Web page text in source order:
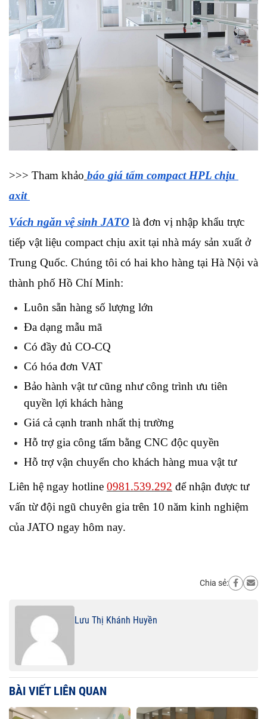
>>> Tham khảo báo giá tấm compact HPL chịu
axit
Vách ngăn vệ sinh JATO là đơn vị nhập khẩu trực
tiếp vật liệu compact chịu axit tại nhà máy sản xuất ở
Trung Quốc. Chúng tôi có hai kho hàng tại Hà Nội và
thành phố Hồ Chí Minh:
Luôn sẵn hàng số lượng lớn
Đa dạng mẫu mã
Có đầy đủ CO-CQ
Có hóa đơn VAT
Bảo hành vật tư cũng như công trình ưu tiên
quyền lợi khách hàng
Giá cả cạnh tranh nhất thị trường
Hỗ trợ gia công tấm bằng CNC độc quyền
Hỗ trợ vận chuyển cho khách hàng mua vật tư
Liên hệ ngay hotline 0981.539.292 để nhận được tư
vấn từ đội ngũ chuyên gia trên 10 năm kinh nghiệm
của JATO ngay hôm nay.
Chia sẻ:
Lưu Thị Khánh Huyền
BÀI VIẾT LIÊN QUAN